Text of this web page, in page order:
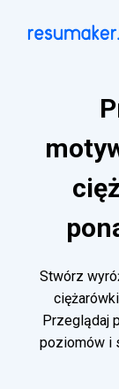
Stwórz
Przeglądaj
poziomów i